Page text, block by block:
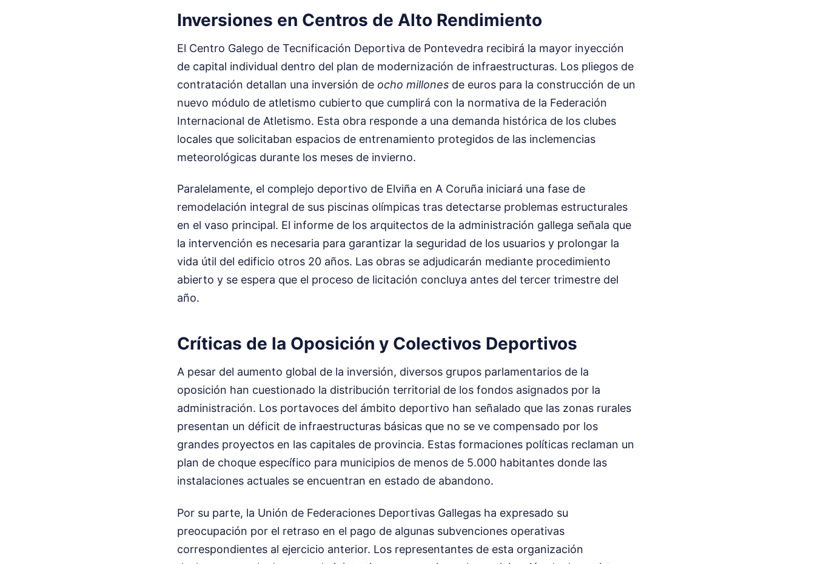
Inversiones en Centros de Alto Rendimiento
El Centro Galego de Tecnificación Deportiva de Pontevedra recibirá la mayor inyección
de capital individual dentro del plan de modernización de infraestructuras. Los pliegos de
contratación detallan una inversión de ocho millones de euros para la construcción de un
nuevo módulo de atletismo cubierto que cumplirá con la normativa de la Federación
Internacional de Atletismo. Esta obra responde a una demanda histórica de los clubes
locales que solicitaban espacios de entrenamiento protegidos de las inclemencias
meteorológicas durante los meses de invierno.
Paralelamente, el complejo deportivo de Elviña en A Coruña iniciará una fase de
remodelación integral de sus piscinas olímpicas tras detectarse problemas estructurales
en el vaso principal. El informe de los arquitectos de la administración gallega señala que
la intervención es necesaria para garantizar la seguridad de los usuarios y prolongar la
vida útil del edificio otros 20 años. Las obras se adjudicarán mediante procedimiento
abierto y se espera que el proceso de licitación concluya antes del tercer trimestre del
año.
Críticas de la Oposición y Colectivos Deportivos
A pesar del aumento global de la inversión, diversos grupos parlamentarios de la
oposición han cuestionado la distribución territorial de los fondos asignados por la
administración. Los portavoces del ámbito deportivo han señalado que las zonas rurales
presentan un déficit de infraestructuras básicas que no se ve compensado por los
grandes proyectos en las capitales de provincia. Estas formaciones políticas reclaman un
plan de choque específico para municipios de menos de 5.000 habitantes donde las
instalaciones actuales se encuentran en estado de abandono.
Por su parte, la Unión de Federaciones Deportivas Gallegas ha expresado su
preocupación por el retraso en el pago de algunas subvenciones operativas
correspondientes al ejercicio anterior. Los representantes de esta organización